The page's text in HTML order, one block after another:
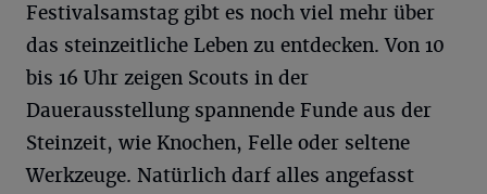
Festivalsamstag gibt es noch viel mehr über
das steinzeitliche Leben zu entdecken. Von 10
bis 16 Uhr zeigen Scouts in der
Dauerausstellung spannende Funde aus der
Steinzeit, wie Knochen, Felle oder seltene
Werkzeuge. Natürlich darf alles angefasst